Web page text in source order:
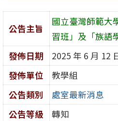
區
公告主旨
國立臺灣師範大
習班」及「族語
發佈日期
2025 年 6 月 12
發佈單位
教學組
公告類別
處室最新消息
公告等級
轉知